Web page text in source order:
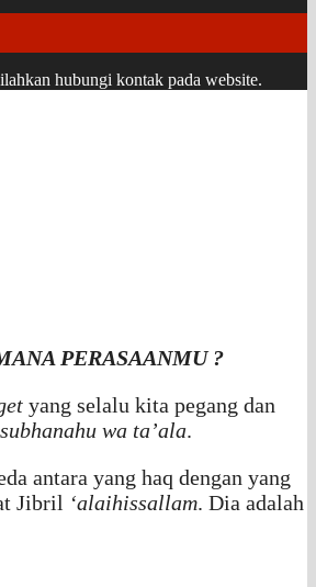
hubungi kontak pada website.
PERASAANMU?
yang selalu kita pegang dan
subhanahu wa ta’ala.
antara yang haq dengan yang
Jibril ‘alaihissallam. Dia adalah